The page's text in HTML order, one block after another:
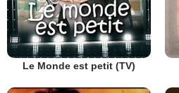
Le Monde est petit (TV)